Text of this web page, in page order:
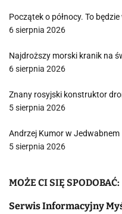
Początek o północy. To
6 sierpnia 2026
Najdroższy morski kranik na
6 sierpnia 2026
Znany rosyjski konstruktor
5 sierpnia 2026
Andrzej Kumor w Jedwabnem
5 sierpnia 2026
MOŻE CI SIĘ SPODOBAĆ:
Serwis Informacyjny